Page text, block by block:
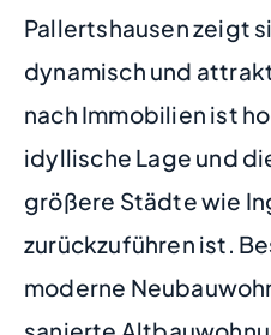
Pallertshausen zeigt
dynamisch und
nach Immobilien ist
idyllische Lage und
größere Städte wie
zurückzuführen ist.
moderne